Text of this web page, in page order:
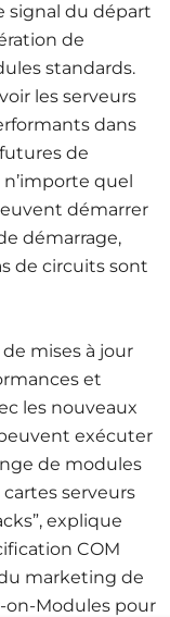
signal du départ
de
standards.
les serveurs
dans
de
quel
démarrer
démarrage,
de circuits sont
mises à jour
et
les nouveaux
exécuter
de modules
serveurs
explique
COM
marketing de
on-Modules pour